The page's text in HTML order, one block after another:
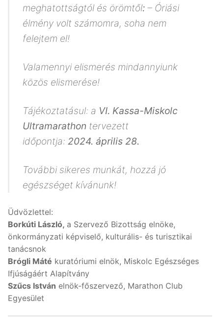
meghatottságtól és örömtől: – Óriási
élmény volt számomra, soha nem
felejtem el!
Valamennyi elismerés mindannyiunk
közös elismerése!
Tájékoztatásul: a VI. Kassa-Miskolc
Ultramarathon tervezett
időpontja:2024. április 28.
További sikeres munkát, hozzá jó
egészséget kívánunk!
Üdvözlettel:
Borkúti László, a Szervező Bizottság elnöke,
önkormányzati képviselő, kulturális- és turisztikai
tanácsnok
Brógli Máté kuratóriumi elnök, Miskolc Egészséges
Ifjúságáért Alapítvány
Szűcs István elnök-főszervező, Marathon Club
Egyesület